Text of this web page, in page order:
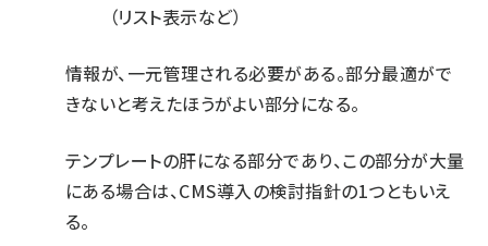
（リスト表示など）
情報が、一元管理される必要がある。部分最適がで
きないと考えたほうがよい部分になる。
テンプレートの肝になる部分であり、この部分が大量
にある場合は、CMS導入の検討指針の1つともいえ
る。